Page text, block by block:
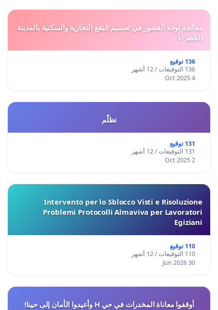
معالجة أوجه القصور في تصميم البقع التجارية والسكنية بالمدينة
الخضراء
136 توقيع
136 التوقيعات / 12 أشهر
4 Oct 2025
تظلّم
131 توقيع
131 التوقيعات / 12 أشهر
2 Oct 2025
Intervento per lo Sblocco Visti e Risoluzione
Problemi Protocolli Almaviva per Lavoratori
Egiziani
110 توقيع
110 التوقيعات / 12 أشهر
30 Jun 2026
أوقفوا معاناة المخدرات في حي H وأعيدوا الأمان إلى حينا!